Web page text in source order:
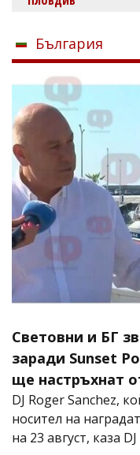
България
Световни и БГ
заради Sunset
ще настръхнат
DJ Roger Sanchez,
носител на
на 23 август, каза